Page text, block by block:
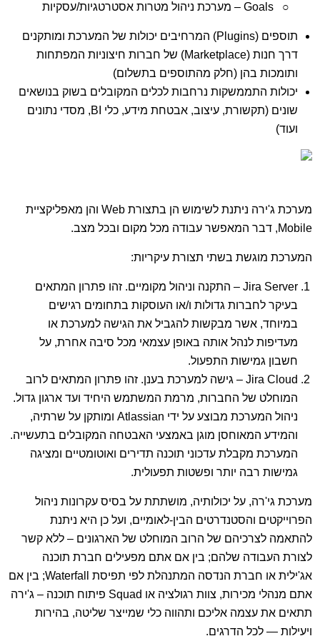
○Goals – מערכת ניהול מטרות אסטרטגיות/עסקיות
תוספים (Plugins) המרחיבים יכולות של המערכת ומותקנים
דרך חנות (Marketplace) של חברות חיצוניות המפתחות
ותומכות בהן (חלק מהתוספים בתשלום)
יכולות התממשקות נרחבות לכלים המקובלים בשוק בנושאים
שונים (תקשורת, עיצוב, אבטחת מידע, כלי BI, מסדי נתונים
ועוד)
מערכת ג'ירה ניתנת לשימוש הן בתצורת Web והן מאפליקציית
Mobile, דבר המאפשר עבודה מכל מקום ובכל מצב.
המערכת מוגשת בשתי תצורת עיקריות:
Jira Server – התקנה וניהול מקומיים. זהו פתרון המתאים
בעיקר לחברות גדולות ו/או העוסקות בתחומים רגישים
במיוחד, אשר מבקשות להגביל את הגישה למערכת או
מעדיפות לנהל אותה באופן עצמאי מכל סיבה אחרת, על
חשבון גמישות התפעול.
Jira Cloud – גישה למערכת בענן. זהו פתרון המתאים לרוב
המוחלט של החברות, מרמת המשתמש היחיד ועד ארגון גדול.
ניהול המערכת מבוצע על ידי Atlassian ומותקן על שרתיה,
והמידע המאוחסן מוגן באמצעי האבטחה המקובלים בתעשייה.
המערכת מקבלת עדכוני תוכנה תדירים ואוטומטיים ומציגה
גמישות רבה יותר ופשטות תפעולית.
מערכת גי'רה, על יכולותיה, מושתתת על בסיס עקרונות ניהול
הפרוייקטים והסטנדרטים הבין-לאומיים, ועל כן היא ניתנת
להתאמה לצרכיהם של הרוב המוחלט של הארגונים – ללא קשר
לצורת העבודה שלהם; בין אם אתם מפעילים חברת תוכנה
אג'ילית או חברת הנדסה המתנהלת לפי תפיסת Waterfall; בין אם
אתם מנהלי מכירות, צוות רגולציה או Squad פיתוח תוכנה – ג'ירה
תתאים את עצמה אליכם ותהווה כלי שמייצר שליטה, בהירות
ויעילות — לכל הדרגים.